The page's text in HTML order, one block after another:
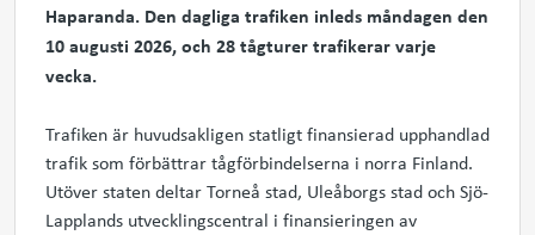
Haparanda. Den dagliga trafiken inleds måndagen den
10 augusti 2026, och 28 tågturer trafikerar varje
vecka.
Trafiken är huvudsakligen statligt finansierad upphandlad
trafik som förbättrar tågförbindelserna i norra Finland.
Utöver staten deltar Torneå stad, Uleåborgs stad och Sjö-
Lapplands utvecklingscentral i finansieringen av